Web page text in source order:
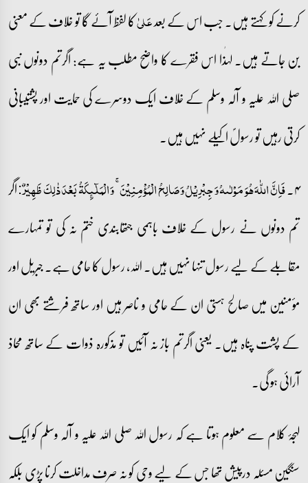
کرنے کو کہتے ہیں۔ جب اس کے بعدعَلیٰکا لفظ آئے گا تو خلاف کے معنی
بن جاتے ہیں۔ لہٰذا اس فقرے کا واضح مطلب یہ ہے: اگرتم دونوں نبی
صلی اللہ علیہ و آلہ وسلم کے خلاف ایک دوسرے کی حمایت اور پشتیبانی
کرتی رہیں تو رسولؐ اکیلے نہیں ہیں۔
۴۔ فَاِنَّ اللّٰہَ ہُوَ مَوۡلٰىہُ وَ جِبۡرِیۡلُ وَ صَالِحُ الۡمُؤۡمِنِیۡنَ ۚ وَ الۡمَلٰٓئِکَۃُ بَعۡدَ ذٰلِکَ ظَہِیۡرٌ:اگر
تم دونوں نے رسول کے خلاف باہمی جتھابندی ختم نہ کی تو تمہارے
مقابلے کے لیے رسول تنہا نہیں ہیں۔ اللہ، رسول کا حامی ہے۔ جبریل اور
مؤمنین میں صالح ہستی ان کے حامی و ناصر ہیں اور ساتھ فرشتے بھی ان
کے پشت پناہ ہیں۔ یعنی اگرتم باز نہ آئیں تو مذکورہ ذوات کے ساتھ محاذ
آرائی ہو گی۔
لہجۂ کلام سے معلوم ہوتا ہے کہ رسول اللہ صلی اللہ علیہ و آلہ وسلم کو ایک
سنگین مسئلہ درپیش تھا جس کے لیے وحی کو نہ صرف مداخلت کرنا پڑی بلکہ